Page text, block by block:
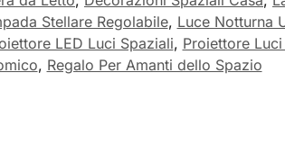
Stellare Regolabile, Luce Notturna
LED Luci Spaziali, Proiettore
, Regalo Per Amanti dello Spazio